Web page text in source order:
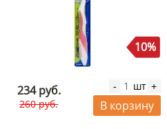
10%
234 руб.
260 руб.
- шт +
В корзину